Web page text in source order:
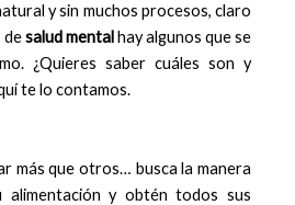
y sin muchos procesos, claro
desalud mentalhay algunos que se
¿Quieres saber cuáles son y
te lo contamos.
más que otros… busca la manera
y obtén todos sus